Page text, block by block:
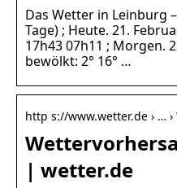
Das Wetter in Leinburg
Tage) ; Heute. 21.
17h43 07h11 ; Morgen.
bewölkt: 2° 16° …
http s://www.wetter.de › …
| wetter.de